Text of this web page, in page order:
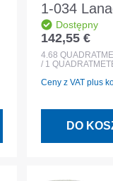
1-034
filc
między
Dostępny
Cena
142,55 €
4.68
/ 1
Ceny z VAT plus
DO